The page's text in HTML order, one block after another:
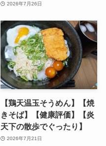
2026年7月26日
【鶏天温玉そうめん】【焼
きそば】【健康評価】【炎
天下の散歩でぐったり】
2026年7月21日